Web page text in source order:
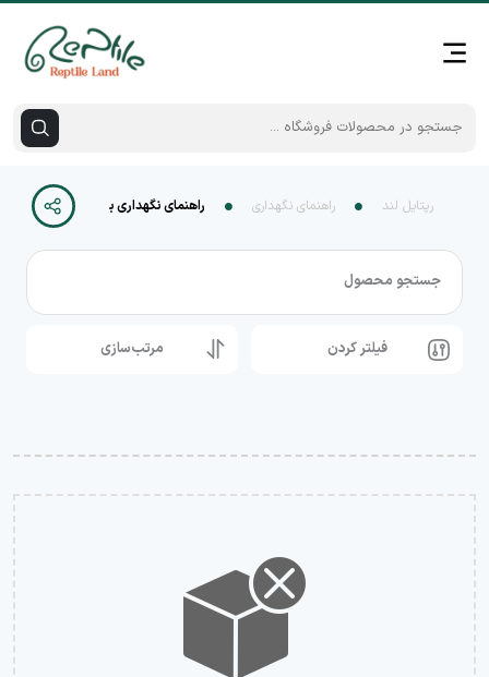
رپتایل لند راهنمای نگهداری راهنمای نگهداری بیردد دراگون
جستجو محصول
فیلتر کردن مرتب‌سازی